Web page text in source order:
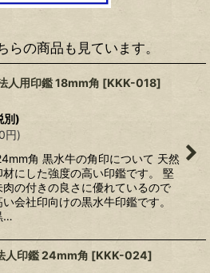
らの商品も見ています。
人用印鑑 18mm角 [KKK-018]
別)
円)
角 黒水牛の角印について 天然
にした強度の高い印鑑です。 堅
の付きの良さに優れているので
会社印向けの黒水牛印鑑です。
…
人印鑑 24mm角 [KKK-024]